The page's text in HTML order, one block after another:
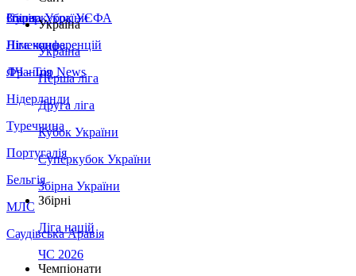
Збірна України
Італія
Німеччина
Франція
Нідерланди
Туреччина
Португалія
Бельгія
МЛС
Саудівська Аравія
Суперкубок УЄФА
Ліга конференцій
ЛЧ - Top News
Україна
Україна
Перша ліга
Друга ліга
Кубок України
Суперкубок України
Збірна України
Збірні
Ліга націй
ЧС 2026
Чемпіонати